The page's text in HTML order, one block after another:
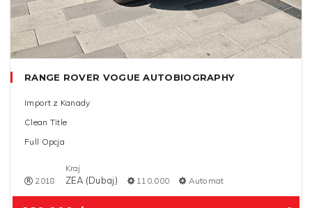
RANGE ROVER VOGUE AUTOBIOGRAPHY
Import z Kanady
Clean Title
Full Opcja
2018
Kraj
ZEA (Dubaj) 110,000 Automat